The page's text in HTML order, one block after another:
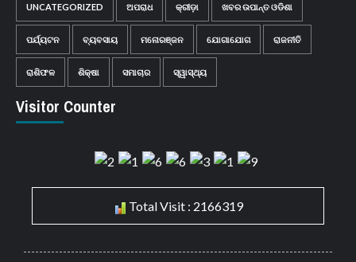
UNCATEGORIZED ଅପରାଧ କ୍ରୀଡ଼ା ଖବର ଉପାନ୍ତ ଓଡିଶା
ପର୍ଯ୍ୟଟନ ବ୍ୟବସାୟ ମନୋରଞ୍ଜନ ଯୋଗାଯୋଗ ରାଜନୀତି
ରାଶିଫଳ ଶିକ୍ଷା ସମାଚାର ସ୍ୱାସ୍ଥ୍ୟ
Visitor Counter
Total Visit : 2166319